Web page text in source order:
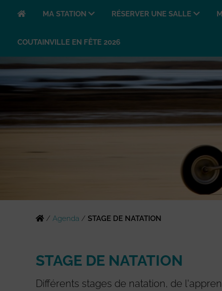
MA STATION RÉSERVER UNE SALLE
COUTAINVILLE EN FÊTE 2026
/ Agenda / STAGE DE NATATION
STAGE DE NATATION
Différents stages de natation, de